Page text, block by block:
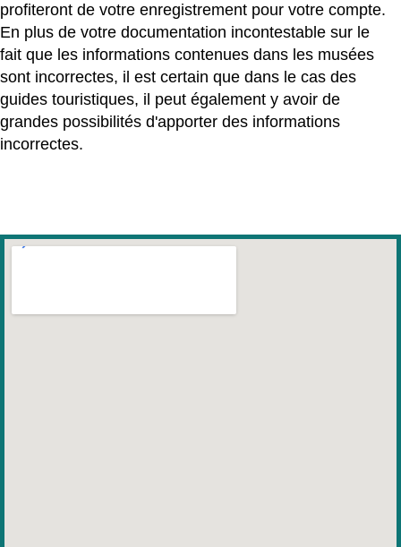
profiteront de votre enregistrement pour votre compte.
En plus de votre documentation incontestable sur le
fait que les informations contenues dans les musées
sont incorrectes, il est certain que dans le cas des
guides touristiques, il peut également y avoir de
grandes possibilités d'apporter des informations
incorrectes.